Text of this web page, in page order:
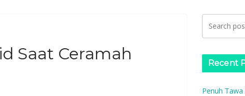
Saat Ceramah
Recent
Penuh